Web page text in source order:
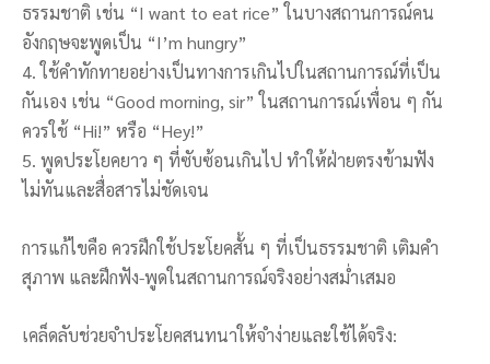
ธรรมชาติ เช่น “I want to eat rice” ในบางสถานการณ์คน
อังกฤษจะพูดเป็น “I’m hungry”
4. ใช้คำทักทายอย่างเป็นทางการเกินไปในสถานการณ์ที่เป็น
กันเอง เช่น “Good morning, sir” ในสถานการณ์เพื่อน ๆ กัน
ควรใช้ “Hi!” หรือ “Hey!”
5. พูดประโยคยาว ๆ ที่ซับซ้อนเกินไป ทำให้ฝ่ายตรงข้ามฟัง
ไม่ทันและสื่อสารไม่ชัดเจน
การแก้ไขคือ ควรฝึกใช้ประโยคสั้น ๆ ที่เป็นธรรมชาติ เติมคำ
สุภาพ และฝึกฟัง-พูดในสถานการณ์จริงอย่างสม่ำเสมอ
เคล็ดลับช่วยจำประโยคสนทนาให้จำง่ายและใช้ได้จริง: